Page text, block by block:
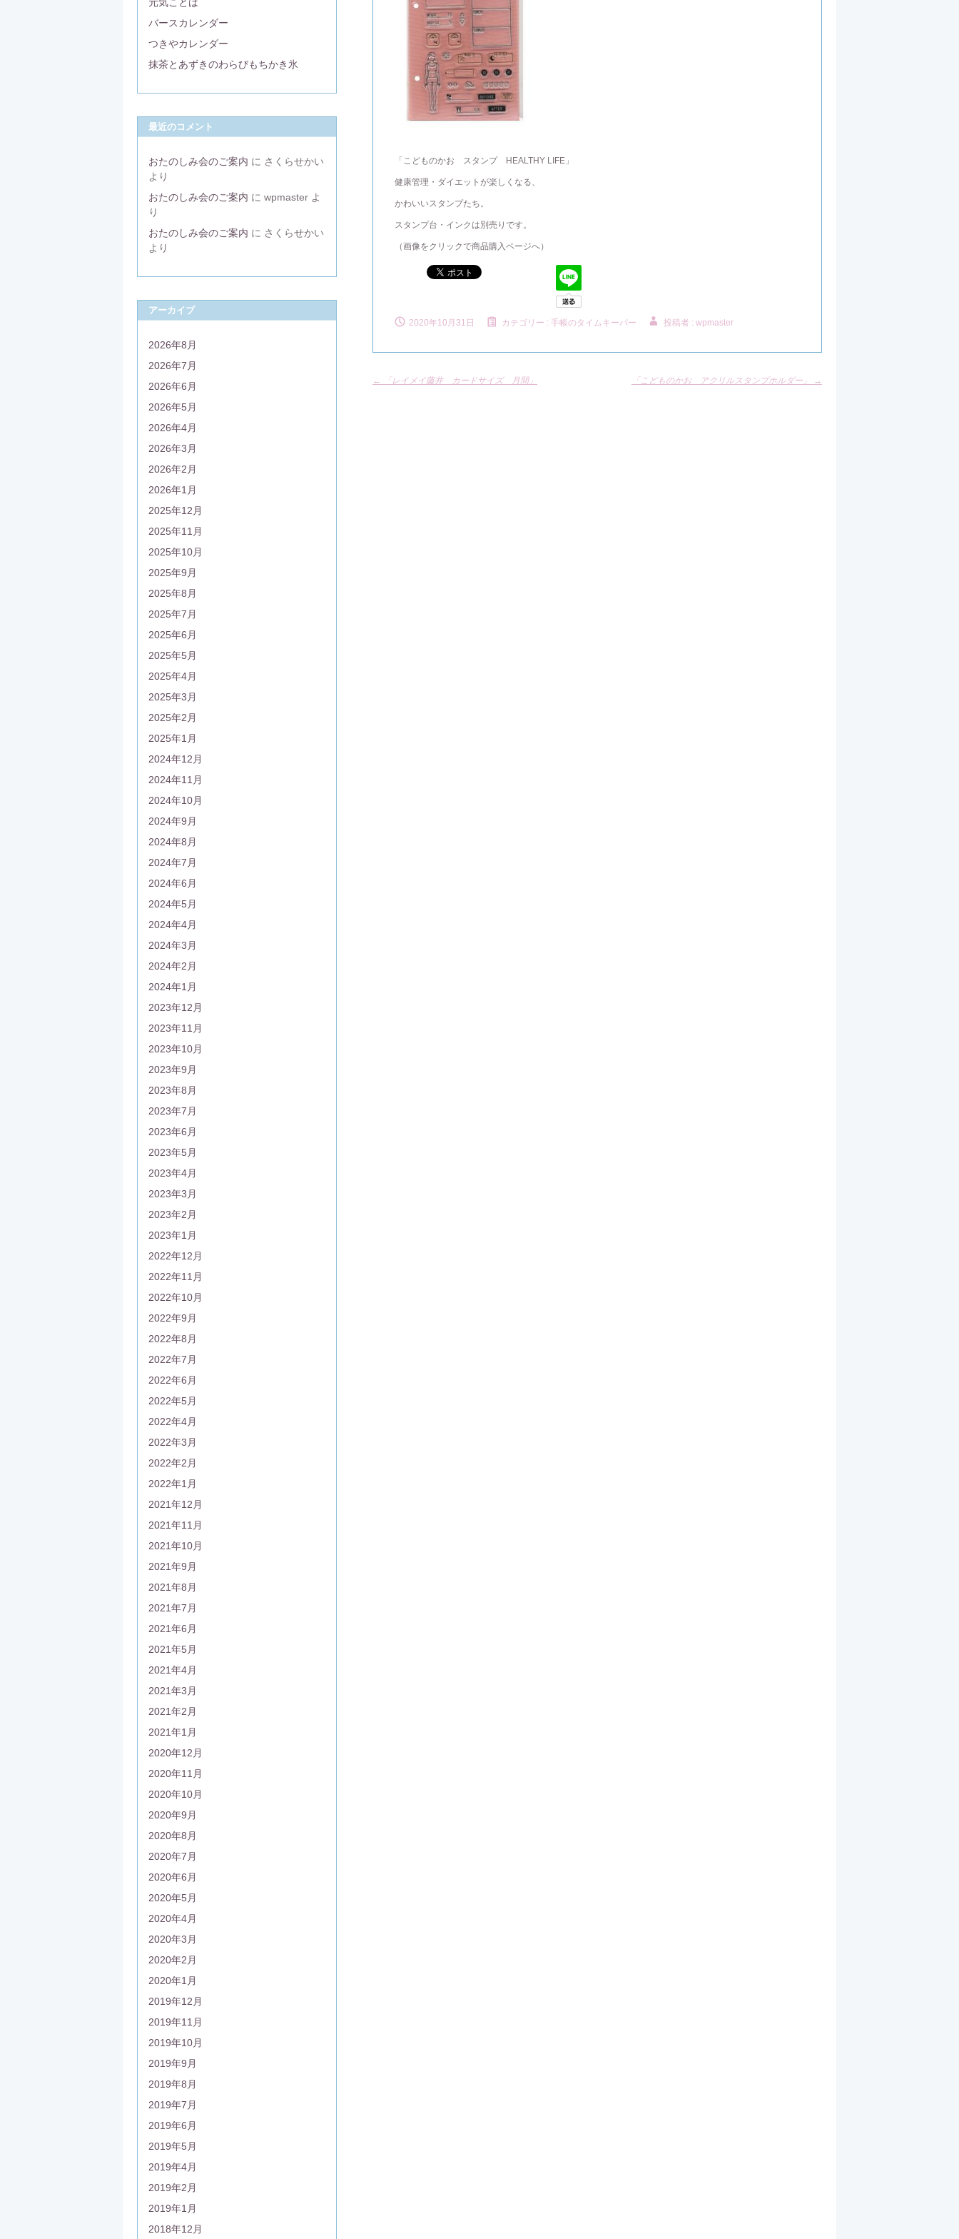
「こどものかお スタンプ HEALTHY LIFE」
健康管理・ダイエットが楽しくなる、
かわいいスタンプたち。
スタンプ台・インクは別売りです。
（画像をクリックで商品購入ページへ）
2020年10月31日 カテゴリー : 手帳のタイムキーパー 投稿者 : wpmaster
← 「レイメイ藤井 カードサイズ 月間」 「こどものかお アクリルスタンプホルダー」 →
バースカレンダー
つきやカレンダー
抹茶とあずきのわらびもちかき氷
最近のコメント
おたのしみ会のご案内 に さくらせかい
より
おたのしみ会のご案内 に wpmaster よ
り
おたのしみ会のご案内 に さくらせかい
より
アーカイブ
2026年8月
2026年7月
2026年6月
2026年5月
2026年4月
2026年3月
2026年2月
2026年1月
2025年12月
2025年11月
2025年10月
2025年9月
2025年8月
2025年7月
2025年6月
2025年5月
2025年4月
2025年3月
2025年2月
2025年1月
2024年12月
2024年11月
2024年10月
2024年9月
2024年8月
2024年7月
2024年6月
2024年5月
2024年4月
2024年3月
2024年2月
2024年1月
2023年12月
2023年11月
2023年10月
2023年9月
2023年8月
2023年7月
2023年6月
2023年5月
2023年4月
2023年3月
2023年2月
2023年1月
2022年12月
2022年11月
2022年10月
2022年9月
2022年8月
2022年7月
2022年6月
2022年5月
2022年4月
2022年3月
2022年2月
2022年1月
2021年12月
2021年11月
2021年10月
2021年9月
2021年8月
2021年7月
2021年6月
2021年5月
2021年4月
2021年3月
2021年2月
2021年1月
2020年12月
2020年11月
2020年10月
2020年9月
2020年8月
2020年7月
2020年6月
2020年5月
2020年4月
2020年3月
2020年2月
2020年1月
2019年12月
2019年11月
2019年10月
2019年9月
2019年8月
2019年7月
2019年6月
2019年5月
2019年4月
2019年2月
2019年1月
2018年12月